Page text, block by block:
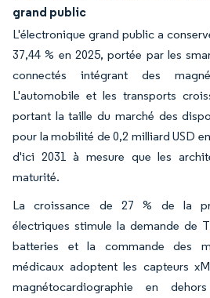
grand public
L'électronique grand public a
37,44 % en 2025, portée par les
connectés intégrant des
L'automobile et les transports
portant la taille du marché des
pour la mobilité de 0,2 milliard USD
d'ici 2031 à mesure que les
maturité.
La croissance de 27 % de la
électriques stimule la demande de
batteries et la commande des
médicaux adoptent les capteurs
magnétocardiographie en